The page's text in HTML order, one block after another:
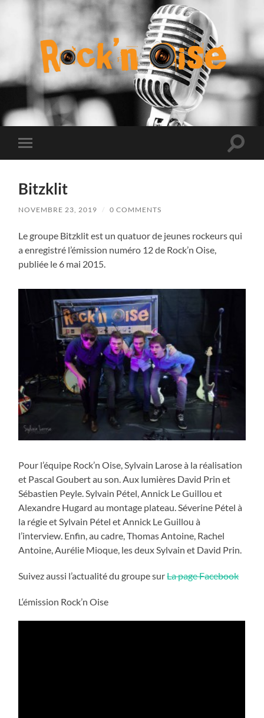
Rock
Oise
mobile
Toggle
Bitzklit
NOVEMBRE 23, 2019 / 0 COMMENTS
Le groupe Bitzklit est un quatuor de jeunes rockeurs qui
a enregistré l’émission numéro 12 de Rock’n Oise,
publiée le 6 mai 2015.
Pour l’équipe Rock’n Oise, Sylvain Larose à la réalisation
et Pascal Goubert au son. Aux lumières David Prin et
Sébastien Peyle. Sylvain Pétel, Annick Le Guillou et
Alexandre Hugard au montage plateau. Séverine Pétel à
la régie et Sylvain Pétel et Annick Le Guillou à
l’interview. Enfin, au cadre, Thomas Antoine, Rachel
Antoine, Aurélie Mioque, les deux Sylvain et David Prin.
Suivez aussi l’actualité du groupe surLa page Facebook
L‘émission Rock’n Oise